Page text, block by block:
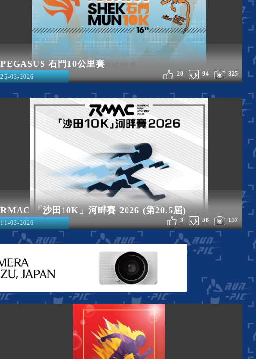
PEGASUS 石門10公里賽
325
94
20
25-03-2026
RMAC 「沙田10K」河畔賽 2026 (第20.5屆)
157
58
3
11-03-2026